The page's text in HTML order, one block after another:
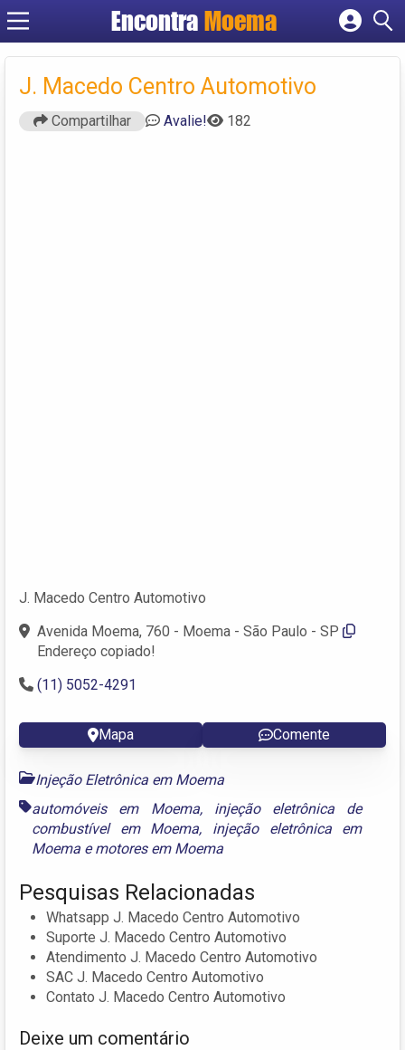
Encontra Moema
Criar conta
J. Macedo Centro Automotivo
Compartilhar Avalie! 182
J. Macedo Centro Automotivo
Avenida Moema, 760 - Moema - São Paulo - SP
Endereço copiado!
(11) 5052-4291
Mapa Comente
Injeção Eletrônica em Moema
automóveis em Moema, injeção eletrônica de
combustível em Moema, injeção eletrônica em
Moema emotores em Moema
Pesquisas Relacionadas
Whatsapp J. Macedo Centro Automotivo
Suporte J. Macedo Centro Automotivo
Atendimento J. Macedo Centro Automotivo
SAC J. Macedo Centro Automotivo
Contato J. Macedo Centro Automotivo
Deixe um comentário